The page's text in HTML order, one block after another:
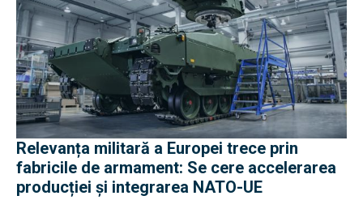
Relevanța militară a Europei trece prin
fabricile de armament: Se cere accelerarea
producției și integrarea NATO-UE